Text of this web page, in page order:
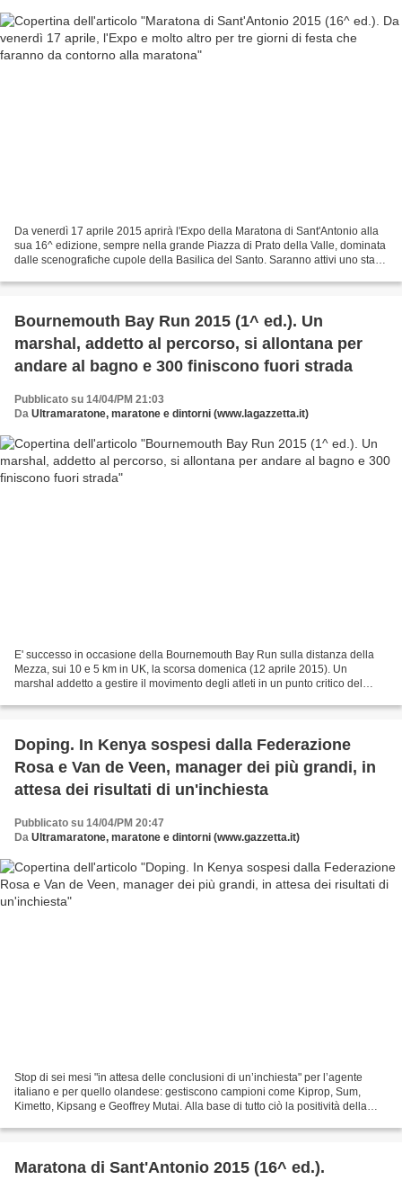
Da venerdì 17 aprile 2015 aprirà l'Expo della Maratona di Sant'Antonio alla
sua 16^ edizione, sempre nella grande Piazza di Prato della Valle, dominata
dalle scenografiche cupole della Basilica del Santo. Saranno attivi uno stand
Bournemouth Bay Run 2015 (1^ ed.). Un
marshal, addetto al percorso, si allontana per
andare al bagno e 300 finiscono fuori strada
Pubblicato su 14/04/PM 21:03
Da Ultramaratone, maratone e dintorni (www.lagazzetta.it)
E' successo in occasione della Bournemouth Bay Run sulla distanza della
Mezza, sui 10 e 5 km in UK, la scorsa domenica (12 aprile 2015). Un
marshal addetto a gestire il movimento degli atleti in un punto critico del
Doping. In Kenya sospesi dalla Federazione
Rosa e Van de Veen, manager dei più grandi, in
attesa dei risultati di un'inchiesta
Pubblicato su 14/04/PM 20:47
Da Ultramaratone, maratone e dintorni (www.gazzetta.it)
Stop di sei mesi "in attesa delle conclusioni di un’inchiesta" per l’agente
italiano e per quello olandese: gestiscono campioni come Kiprop, Sum,
Kimetto, Kipsang e Geoffrey Mutai. Alla base di tutto ciò la positività della
Maratona di Sant'Antonio 2015 (16^ ed.).